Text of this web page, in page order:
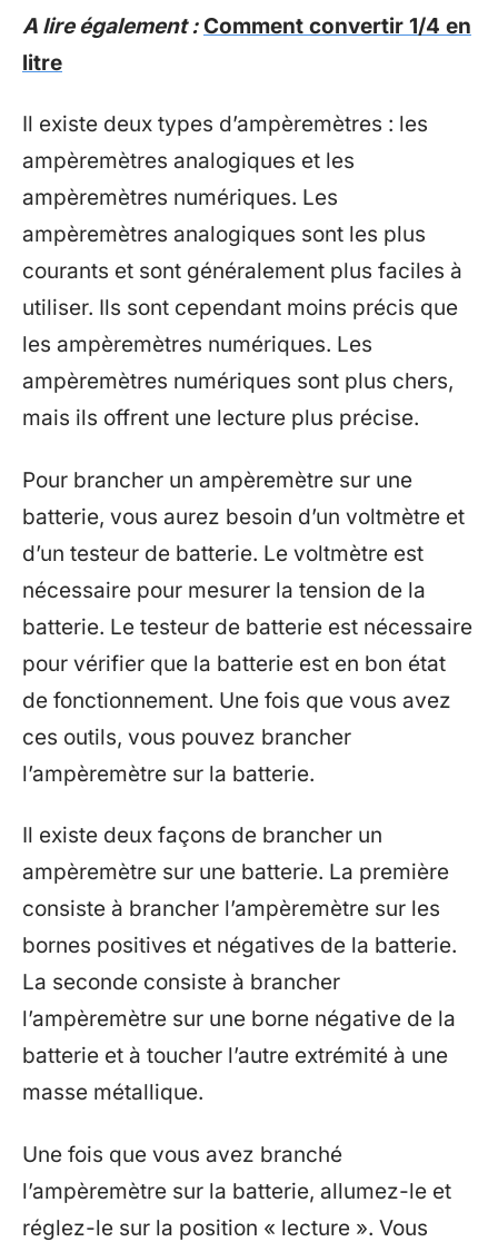
A lire également : Comment convertir 1/4 en
litre
Il existe deux types d’ampèremètres : les
ampèremètres analogiques et les
ampèremètres numériques. Les
ampèremètres analogiques sont les plus
courants et sont généralement plus faciles à
utiliser. Ils sont cependant moins précis que
les ampèremètres numériques. Les
ampèremètres numériques sont plus chers,
mais ils offrent une lecture plus précise.
Pour brancher un ampèremètre sur une
batterie, vous aurez besoin d’un voltmètre et
d’un testeur de batterie. Le voltmètre est
nécessaire pour mesurer la tension de la
batterie. Le testeur de batterie est nécessaire
pour vérifier que la batterie est en bon état
de fonctionnement. Une fois que vous avez
ces outils, vous pouvez brancher
l’ampèremètre sur la batterie.
Il existe deux façons de brancher un
ampèremètre sur une batterie. La première
consiste à brancher l’ampèremètre sur les
bornes positives et négatives de la batterie.
La seconde consiste à brancher
l’ampèremètre sur une borne négative de la
batterie et à toucher l’autre extrémité à une
masse métallique.
Une fois que vous avez branché
l’ampèremètre sur la batterie, allumez-le et
réglez-le sur la position « lecture ». Vous